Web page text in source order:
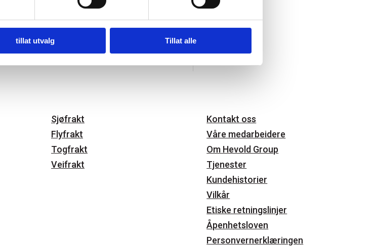
tillat utvalg Tillat alle
Sjøfrakt
Flyfrakt
Togfrakt
Veifrakt
Kontakt oss
Våre medarbeidere
Om Hevold Group
Tjenester
Kundehistorier
Vilkår
Etiske retningslinjer
Åpenhetsloven
Personvernerklæringen